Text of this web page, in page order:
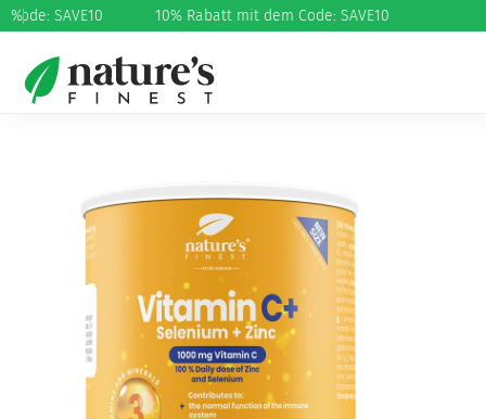
% SAVE10 10% Rabatt mit dem Code: SAVE10
Start/Vitamine und Mineralien/Vitamin C/ Vitamin C +
Selen + Cink